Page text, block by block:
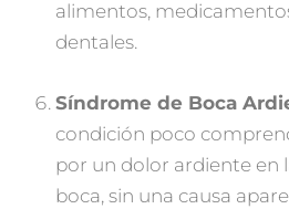
alimentos,
dentales.
Síndrome de Boca
condición poco
por un dolor ardiente en
boca, sin una causa